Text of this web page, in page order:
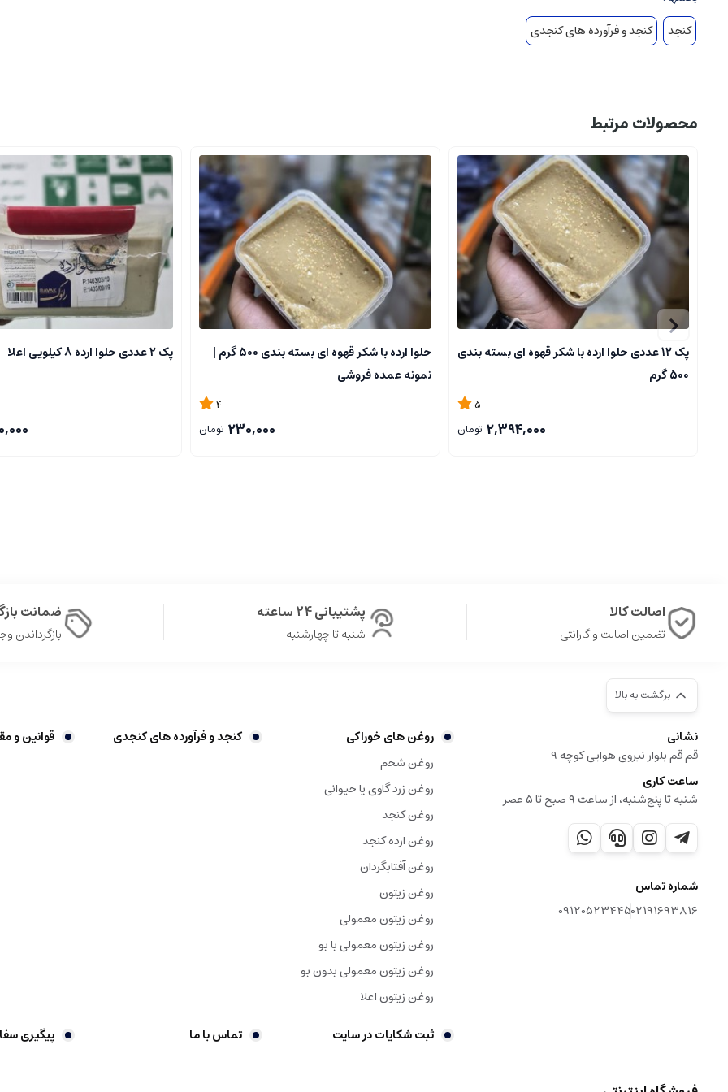
فرآیند تهیه کنجد ارده گیری یک آتیشه و دو آتیشه
کنجد ارده گیری می‌تواند به دو روش یک آتیشه و دو آتیشه
کنجد ارده گیری دو آتیشه از کنجدهایی تهیه می‌شود که دو بار تحت حرارت قرار می‌گیرند. این فرآیند گرما و تفت دوگانه باعث می‌شود که ارده دو آتیشه
گیری دو آتیشه برای افرادی که طعم‌های غنی و قوی را ترجیح می‌دهند، گزینه‌ای مناسب است.
تفاوت‌های اساسی بین کنجد ارده گیری یک آتیشه و دو آتیشه
برای انتخاب مناسب‌تر میان این دو نوع کنجد ارده، بهتر است با تفاوت‌های اساسی آنها آشنا شوید:
طعم و مزه
کنجد ارده گیری یک آتیشه طعم طبیعی‌تر و ملایم‌تری دارد، در حالی که کنجد ارده گیری دو آتیشه به دلیل تفت بیشتر، طعمی غنی و قوی‌تر به خود می‌گیرد.
رنگ و بافت
یک آتیشه معمولاً رنگ روشن‌تری دارد و بافت آن نرم‌تر است، در حالی که دو آتیشه به دلیل تفت بیشتر رنگ تیره‌تری به خود می‌گیرد و بافتی فشرده‌تر و کمی
عطر خوشایندتر:
این نوع ارده بوی بیشتری دارد که می‌تواند به طعم و عطر غذاها اضافه کند.
به دلیل تفت بیشتر، کنجد ارده دو آتیشه ماندگاری بیشتری دارد و برای استفاده طولانی‌مدت مناسب است.
انتخاب بین کنجد ارده گیری یک آتیشه و دو آتیشه
انتخاب بین این دو نوع کنجد ارده گیری به سلیقه و نیازهای فردی بستگی دارد. اگر به دنبال طعم ملایم‌تر و خواص تغذیه‌ای بیشتر هستید، کنجد ارده یک
ارده دو آتیشه گزینه مناسبی است.
خرید عمده کنجد ارده گیری
برای افرادی که مصرف بالایی از این محصول دارند یا قصد فروش آن را دارند، مقرون به صرفه است. خرید عمده کنجد
رستوران‌ها، قنادی‌ها و فروشگاه‌های بزرگ است.
کنجد
کنجد و فرآورده های کنجدی
محصولات مرتبط
پک 12 عددی حلوا ارده با شکر قهوه ای بسته بندی
500 گرم
5
2,394,000 تومان
حلوا ارده با شکر قهوه ای بسته بندی 500 گرم |
نمونه عمده فروشی
4
230,000 تومان
پک 2 عددی حلوا ارده 8 کیلویی اعلا
اصالت کالا
تضمین اصالت و گارانتی
پشتیبانی 24 ساعته
شنبه تا چهارشنبه
ضمانت
بازگرداندن وجه
برگشت به بالا
نشانی
قم قم بلوار نیروی هوایی کوچه 9
ساعت کاری
شنبه تا پنج‌شنبه، از ساعت ۹ صبح تا ۵ عصر
شماره تماس
02191693816
09120523445
روغن های خوراکی
روغن شحم
روغن زرد گاوی یا حیوانی
روغن کنجد
روغن ارده کنجد
روغن آفتابگردان
روغن زیتون
روغن زیتون معمولی
روغن زیتون معمولی با بو
روغن زیتون معمولی بدون بو
روغن زیتون اعلا
کنجد و فرآورده های کنجدی قوانین و
ثبت شکایات در سایت تماس با ما پیگیری